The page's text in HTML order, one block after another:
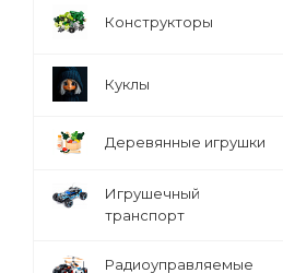
Конструкторы
Куклы
Деревянные игрушки
Игрушечный
транспорт
Радиоуправляемые